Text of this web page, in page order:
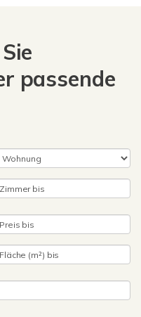
passende